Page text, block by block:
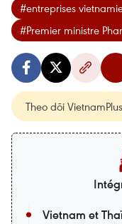
#entreprises
#Premier ministre
Theo dõi VietnamPlus
Vietnam et